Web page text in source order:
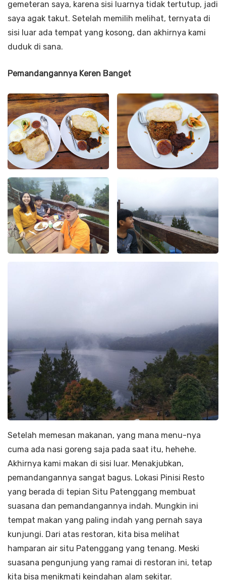
gemeteran saya, karena sisi luarnya tidak tertutup, jadi
saya agak takut. Setelah memilih melihat, ternyata di
sisi luar ada tempat yang kosong, dan akhirnya kami
duduk di sana.
Pemandangannya Keren Banget
Setelah memesan makanan, yang mana menu-nya
cuma ada nasi goreng saja pada saat itu, hehehe.
Akhirnya kami makan di sisi luar. Menakjubkan,
pemandangannya sangat bagus. Lokasi Pinisi Resto
yang berada di tepian Situ Patenggang membuat
suasana dan pemandangannya indah. Mungkin ini
tempat makan yang paling indah yang pernah saya
kunjungi. Dari atas restoran, kita bisa melihat
hamparan air situ Patenggang yang tenang. Meski
suasana pengunjung yang ramai di restoran ini, tetap
kita bisa menikmati keindahan alam sekitar.